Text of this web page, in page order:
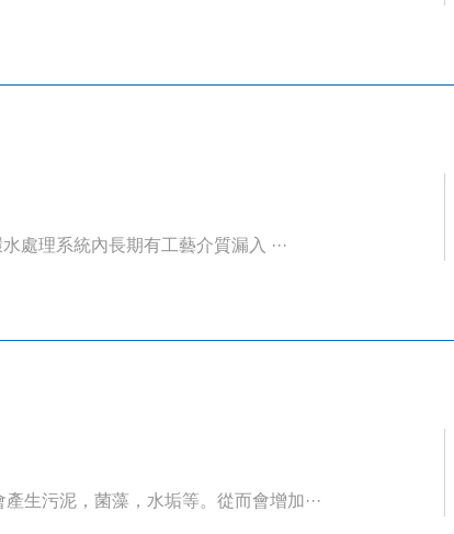
處理系統內長期有工藝介質漏入 ···
生污泥，菌藻，水垢等。從而會增加···